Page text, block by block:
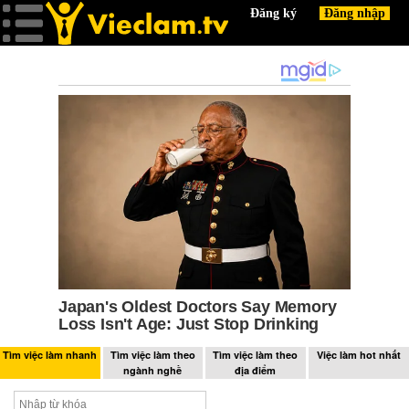
Tìm việc làm nhanh
Tìm việc làm theo
ngành nghề
Tìm việc làm theo
địa điểm
Việc làm hot nhất